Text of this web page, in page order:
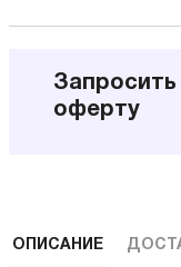
Запросить
оферту
ОПИСАНИЕ